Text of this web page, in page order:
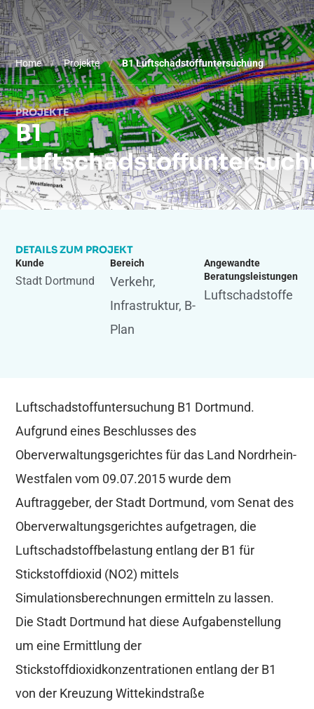
Home / Projekte / B1 Luftschadstoffuntersuchung
PROJEKTE
B1
DETAILS ZUM PROJEKT
Kunde
Stadt Dortmund
Bereich
Verkehr,
Infrastruktur, B-
Plan
Angewandte
Beratungsleistungen
Luftschadstoffe
Luftschadstoffuntersuchung B1 Dortmund.
Aufgrund eines Beschlusses des
Oberverwaltungsgerichtes für das Land Nordrhein-
Westfalen vom 09.07.2015 wurde dem
Auftraggeber, der Stadt Dortmund, vom Senat des
Oberverwaltungsgerichtes aufgetragen, die
Luftschadstoffbelastung entlang der B1 für
Stickstoffdioxid (NO2) mittels
Simulationsberechnungen ermitteln zu lassen.
Die Stadt Dortmund hat diese Aufgabenstellung
um eine Ermittlung der
Stickstoffdioxidkonzentrationen entlang der B1
von der Kreuzung Wittekindstraße